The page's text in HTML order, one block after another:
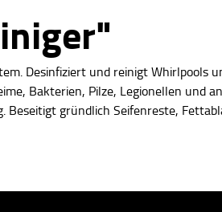
Desinfiziert und reinigt Whirlpools
Bakterien, Pilze, Legionellen und
Beseitigt gründlich Seifenreste,